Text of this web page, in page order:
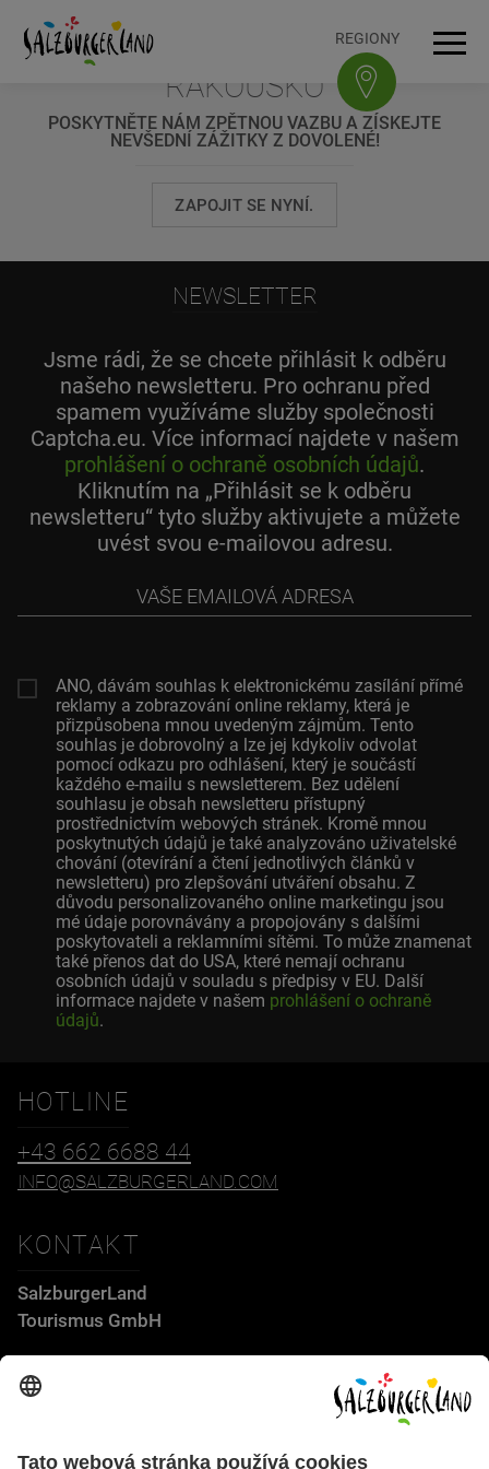
K obsahuAccesskey
[0]
K navigaciAccesskey
[1]
Na začátek stránky
K patičceAccesskey
[3] REGIONY
TURISTICKÝ REGION
RAKOUSKO
POSKYTNĚTE NÁM ZPĚTNOU VAZBU A ZÍSKEJTE
NEVŠEDNÍ ZÁŽITKY Z DOVOLENÉ!
ZAPOJIT SE NYNÍ.
NEWSLETTER
Jsme rádi, že se chcete přihlásit k odběru
našeho newsletteru. Pro ochranu před
spamem využíváme služby společnosti
Captcha.eu. Více informací najdete v našem
prohlášení o ochraně osobních údajů.
Kliknutím na „Přihlásit se k odběru
newsletteru“ tyto služby aktivujete a můžete
uvést svou e-mailovou adresu.
adresa
ANO, dávám souhlas k elektronickému zasílání přímé
reklamy a zobrazování online reklamy, která je
přizpůsobena mnou uvedeným zájmům. Tento
souhlas je dobrovolný a lze jej kdykoliv odvolat
pomocí odkazu pro odhlášení, který je součástí
každého e-mailu s newsletterem. Bez udělení
souhlasu je obsah newsletteru přístupný
prostřednictvím webových stránek. Kromě mnou
poskytnutých údajů je také analyzováno uživatelské
chování (otevírání a čtení jednotlivých článků v
newsletteru) pro zlepšování utváření obsahu. Z
důvodu personalizovaného online marketingu jsou
mé údaje porovnávány a propojovány s dalšími
poskytovateli a reklamními sítěmi. To může znamenat
také přenos dat do USA, které nemají ochranu
osobních údajů v souladu s předpisy v EU. Další
informace najdete v našem prohlášení o ochraně
údajů.
HOTLINE
+43 662 6688 44
INFO@SALZBURGERLAND.COM
KONTAKT
SalzburgerLand
Tourismus GmbH
Wiener Bundesstraße 23
5300 Hallwang